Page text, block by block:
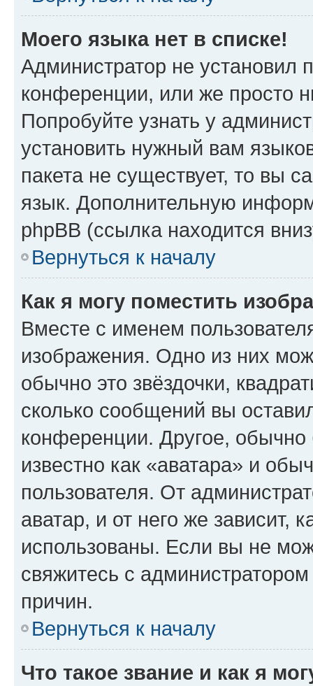
Моего языка нет в списке!
Администратор не установил
конференции, или же просто
Попробуйте узнать у
установить нужный вам
пакета не существует, то вы
язык. Дополнительную
phpBB (ссылка находится
Вернуться к началу
Как я могу поместить
Вместе с именем
изображения. Одно из них
обычно это звёздочки,
сколько сообщений вы
конференции. Другое,
известно как «аватара» и
пользователя. От
аватар, и от него же зависит,
использованы. Если вы не
свяжитесь с
причин.
Вернуться к началу
Что такое звание и как я